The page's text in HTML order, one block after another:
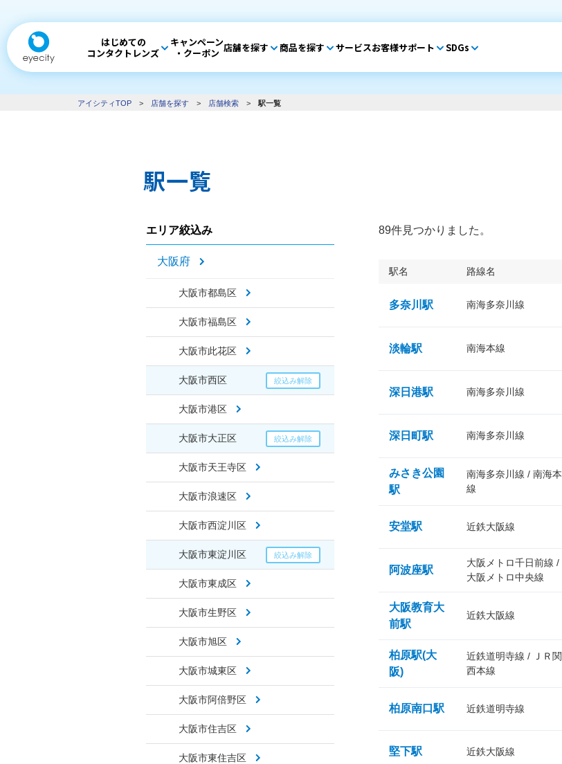
はじめての
コンタクトレンズ
キャンペーン
・クーポン 店舗を探す 商品を探す サービスお客様サポート SDGs
アイシティTOP > 店舗を探す > 店舗検索 > 駅一覧
駅一覧
エリア絞込み
大阪府
大阪市都島区
大阪市福島区
大阪市此花区
大阪市西区
大阪市港区
大阪市大正区
大阪市天王寺区
大阪市浪速区
大阪市西淀川区
大阪市東淀川区
大阪市東成区
大阪市生野区
大阪市旭区
大阪市城東区
大阪市阿倍野区
大阪市住吉区
大阪市東住吉区
89件見つかりました。
駅名 路線名
多奈川駅 南海多奈川線
淡輪駅 南海本線
深日港駅 南海多奈川線
深日町駅 南海多奈川線
みさき公園
駅
南海多奈川線 / 南海本
線
安堂駅 近鉄大阪線
阿波座駅
大阪メトロ千日前線 /
大阪メトロ中央線
大阪教育大
前駅
近鉄大阪線
柏原駅(大
阪)
近鉄道明寺線 / ＪＲ関
西本線
柏原南口駅 近鉄道明寺線
堅下駅 近鉄大阪線